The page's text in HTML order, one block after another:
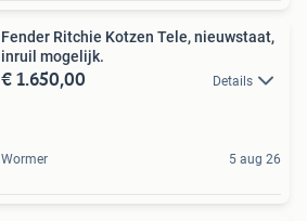
Fender Ritchie Kotzen Tele, nieuwstaat,
inruil mogelijk.
€ 1.650,00 Details
Wormer 5 aug 26